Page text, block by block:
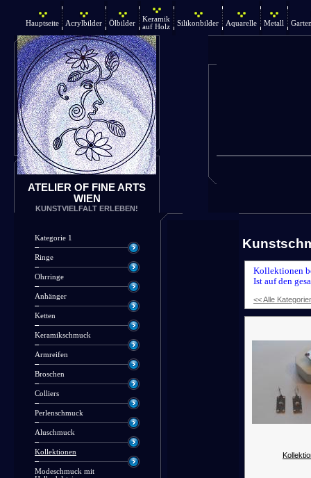
Hauptseite Acrylbilder Ölbilder
Keramik
auf Holz
Silikonbilder Aquarelle Metall
ATELIER OF FINE ARTS
WIEN
KUNSTVIELFALT ERLEBEN!
Kategorie 1
Ringe
Ohrringe
Anhänger
Ketten
Keramikschmuck
Armreifen
Broschen
Colliers
Perlenschmuck
Aluschmuck
Kollektionen
Modeschmuck mit
Kollektionen
Ist auf den
<< Alle